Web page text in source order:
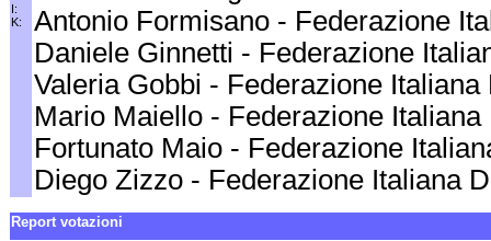
I:
K:
Antonio Formisano - Federazione
Daniele Ginnetti - Federazione
Valeria Gobbi - Federazione
Mario Maiello - Federazione
Fortunato Maio - Federazione
Diego Zizzo - Federazione Italiana
Report votazioni